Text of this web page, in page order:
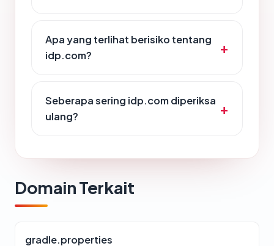
Apa yang terlihat berisiko tentang
idp.com?
Seberapa sering idp.com diperiksa
ulang?
Domain Terkait
gradle.properties